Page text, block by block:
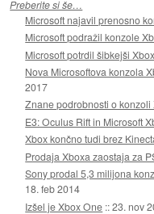
Preberite si še…
Microsoft najavil prenosno
Microsoft podražil konzole
Microsoft potrdil šibkejši
Nova Microsoftova konzola
2017
Znane podrobnosti o
E3: Oculus Rift in Microsoft
Xbox končno tudi brez
Prodaja Xboxa zaostaja za
Sony prodal 5,3 milijona
18. feb 2014
Izšel je Xbox One ::23. nov